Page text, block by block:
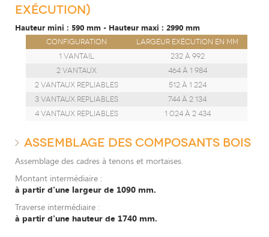
EXÉCUTION)
Hauteur mini : 590 mm - Hauteur maxi : 2990 mm
Configuration
Largeur exécution en mm
1 vantail
232 à 992
2 vantaux
464 à 1 984
2 vantaux repliables
512 à 1 224
3 vantaux repliables
744 à 2 134
4 vantaux repliables
1 024 à 2 434
ASSEMBLAGE DES COMPOSANTS BOIS
Assemblage des cadres à tenons et mortaises.
Montant intermédiaire :
à partir d'une largeur de 1090 mm.
Traverse intermédiaire :
à partir d'une hauteur de 1740 mm.